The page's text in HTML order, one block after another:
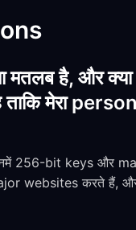
मतलब है, और
है ताकि मेरा
256-bit keys और
websites करते हैं,